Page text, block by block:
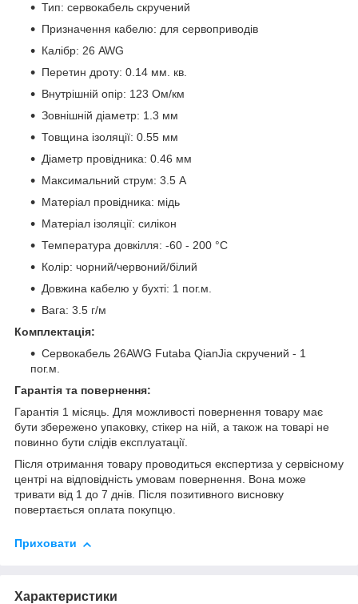
Тип: сервокабель скручений
Призначення кабелю: для сервоприводів
Калібр: 26 AWG
Перетин дроту: 0.14 мм. кв.
Внутрішній опір: 123 Ом/км
Зовнішній діаметр: 1.3 мм
Товщина ізоляції: 0.55 мм
Діаметр провідника: 0.46 мм
Максимальний струм: 3.5 А
Матеріал провідника: мідь
Матеріал ізоляції: силікон
Температура довкілля: -60 - 200 °С
Колір: чорний/червоний/білий
Довжина кабелю у бухті: 1 пог.м.
Вага: 3.5 г/м
Комплектація:
Сервокабель 26AWG Futaba QianJia скручений - 1
пог.м.
Гарантія та повернення:
Гарантія 1 місяць. Для можливості повернення товару має
бути збережено упаковку, стікер на ній, а також на товарі не
повинно бути слідів експлуатації.
Після отримання товару проводиться експертиза у сервісному
центрі на відповідність умовам повернення. Вона може
тривати від 1 до 7 днів. Після позитивного висновку
повертається оплата покупцю.
Приховати
Характеристики